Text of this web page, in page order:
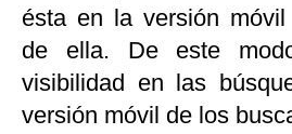
ésta en la versión
de ella. De este
visibilidad en las
versión móvil de los